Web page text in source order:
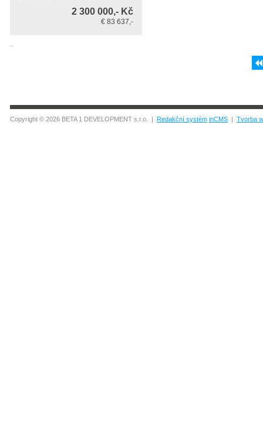
2 300 000,- Kč
€ 83 637,-
¨
Copyright © 2026 BETA 1 DEVELOPMENT s.r.o. | Redakční systém inCMS | Tvorba